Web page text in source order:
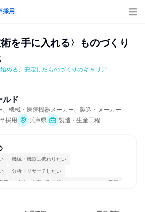
採用
術を手に入れる〉ものづくり
める、安定したものづくりのキャリア
ルド
、機械・医療機器メーカー、製造・メーカー
採用 兵庫県 製造・生産工程
機械・機器に携わりたい
分析・リサーチしたい
重 冷静に仕事に取り組む チームワークを重視